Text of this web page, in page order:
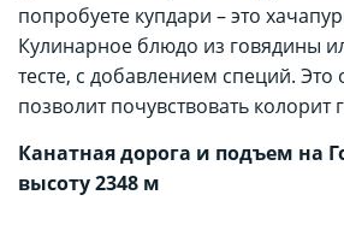
попробуете купдари – это
Кулинарное блюдо из говядины
тесте, с добавлением специй. Это
позволит почувствовать колорит
Канатная дорога и подъем на
высоту 2348 м